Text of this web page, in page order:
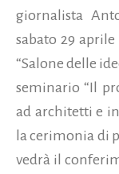
giornalista
sabato 29
“Salone delle
seminario “Il
ad architetti e
la cerimonia di
vedrà il